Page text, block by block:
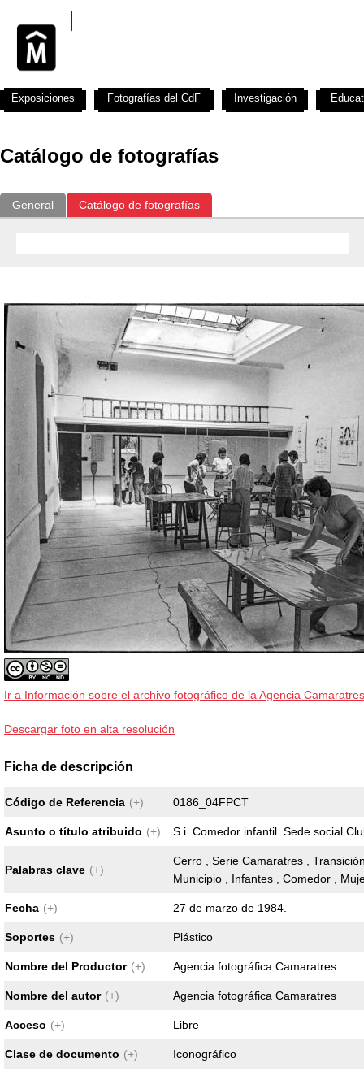
Catálogo de fotografías
General Catálogo de fotografías
Ir a Información sobre el archivo fotográfico de la Agencia
Descargar foto en alta resolución
Ficha de descripción
Código de Referencia (+) 0186_04FPCT
Asunto o título atribuido (+) S.i. Comedor infantil. Sede social
Palabras clave (+)
Cerro , Serie Camaratres ,
Municipio , Infantes , Comedor ,
Fecha (+) 27 de marzo de 1984.
Soportes (+) Plástico
Nombre del Productor (+) Agencia fotográfica Camaratres
Nombre del autor (+) Agencia fotográfica Camaratres
Acceso (+) Libre
Clase de documento (+) Iconográfico
Exposiciones Fotografías del CdF Investigación